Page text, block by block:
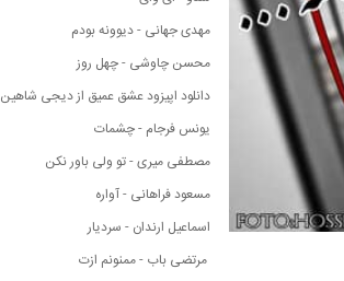
مهدی جهانی - دیوونه بودم
محسن چاوشی - چهل روز
دانلود اپیزود عشق عمیق از دیجی شاهین
یونس فرجام - چشمات
مصطفی میری - تو ولی باور نکن
مسعود فراهانی - آواره
اسماعیل ارندان - سردیار
مرتضی باب - ممنونم ازت